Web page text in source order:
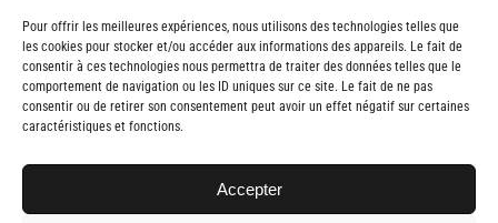
Pour offrir les meilleures expériences, nous utilisons des technologies telles que
les cookies pour stocker et/ou accéder aux informations des appareils. Le fait de
consentir à ces technologies nous permettra de traiter des données telles que le
comportement de navigation ou les ID uniques sur ce site. Le fait de ne pas
consentir ou de retirer son consentement peut avoir un effet négatif sur certaines
caractéristiques et fonctions.
Accepter